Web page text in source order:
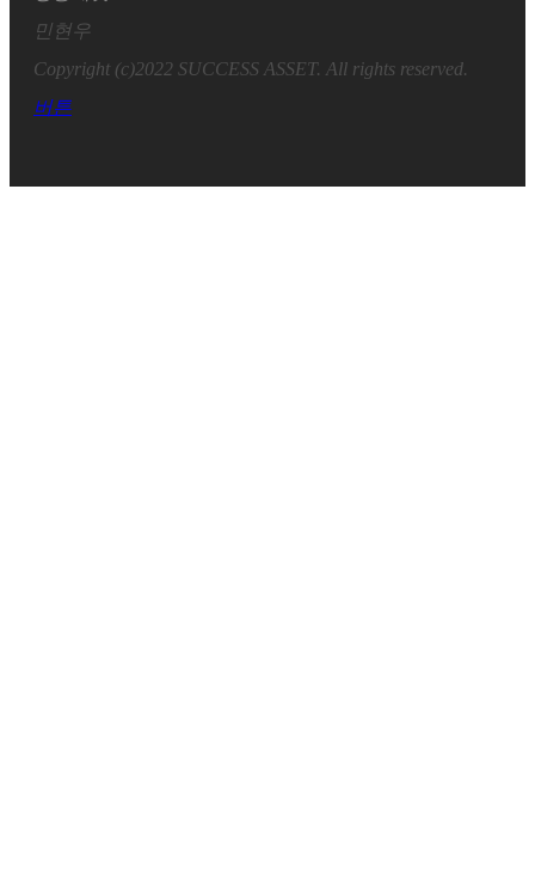
민현우
Copyright (c)2022 SUCCESS ASSET. All rights reserved.
버튼